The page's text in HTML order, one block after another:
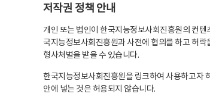
저작권 정책 안내
개인 또는 법인이 한국지능정보사회진흥원의 컨
국지능정보사회진흥원과 사전에 협의를 하고 허
형사처벌을 받을 수 있습니다.
한국지능정보사회진흥원을 링크하여 사용하고자
안에 넣는 것은 허용되지 않습니다.